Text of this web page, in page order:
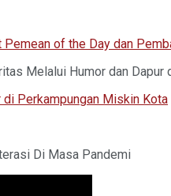
Pemean of the Day dan
Melalui Humor dan
Perkampungan Miskin Kota
Di Masa Pandemi